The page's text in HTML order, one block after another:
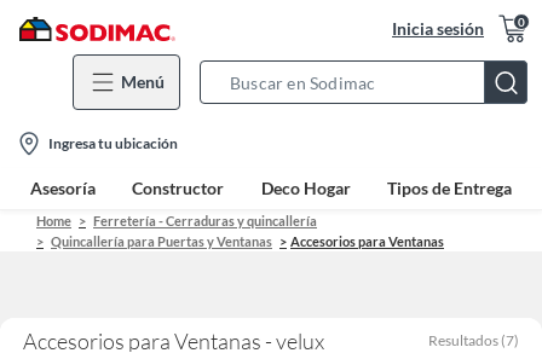
Inicia sesión 0
Menú
Bar
location-
icon
Ingresa tu ubicación
Asesoría Constructor Deco Hogar Tipos de Entrega
Home
Ferretería - Cerraduras y quincallería
Quincallería para Puertas y Ventanas
Accesorios para Ventanas
Accesorios para Ventanas - velux Resultados (7)